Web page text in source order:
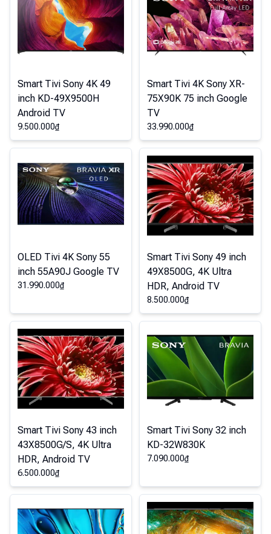
Smart Tivi Sony 4K 49
inch KD-49X9500H
Android TV
9.500.000₫
Smart Tivi 4K Sony XR-
75X90K 75 inch Google
TV
33.990.000₫
OLED Tivi 4K Sony 55
inch 55A90J Google TV
31.990.000₫
Smart Tivi Sony 49 inch
49X8500G, 4K Ultra
HDR, Android TV
8.500.000₫
Smart Tivi Sony 43 inch
43X8500G/S, 4K Ultra
HDR, Android TV
6.500.000₫
Smart Tivi Sony 32 inch
KD-32W830K
7.090.000₫